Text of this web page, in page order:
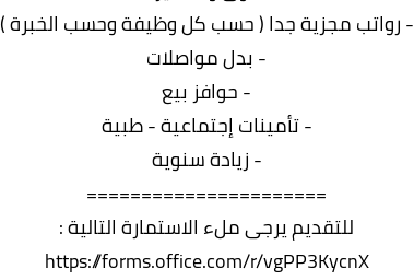
- رواتب مجزية جدا ( حسب كل وظيفة وحسب الخبرة )
- بدل مواصلات
- حوافز بيع
- تأمينات إجتماعية - طبية
- زيادة سنوية
======================
للتقديم يرجى ملء الاستمارة التالية :
https://forms.office.com/r/vgPP3KycnX